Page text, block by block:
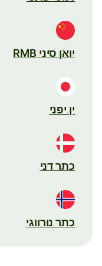
יואן סיני RMB
ין יפני
כתר דני
כתר נורווגי